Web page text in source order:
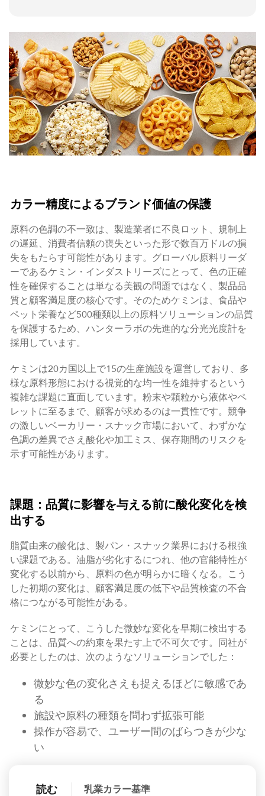
カラー精度によるブランド価値の保護
原料の色調の不一致は、製造業者に不良ロット、規制上
の遅延、消費者信頼の喪失といった形で数百万ドルの損
失をもたらす可能性があります。グローバル原料リーダ
ーであるケミン・インダストリーズにとって、色の正確
性を確保することは単なる美観の問題ではなく、製品品
質と顧客満足度の核心です。そのためケミンは、食品や
ペット栄養など500種類以上の原料ソリューションの品質
を保護するため、ハンターラボの先進的な分光光度計を
採用しています。
ケミンは20カ国以上で15の生産施設を運営しており、多
様な原料形態における視覚的な均一性を維持するという
複雑な課題に直面しています。粉末や顆粒から液体やペ
レットに至るまで、顧客が求めるのは一貫性です。競争
の激しいベーカリー・スナック市場において、わずかな
色調の差異でさえ酸化や加工ミス、保存期間のリスクを
示す可能性があります。
課題：品質に影響を与える前に酸化変化を検
出する
脂質由来の酸化は、製パン・スナック業界における根強
い課題である。油脂が劣化するにつれ、他の官能特性が
変化する以前から、原料の色が明らかに暗くなる。こう
した初期の変化は、顧客満足度の低下や品質検査の不合
格につながる可能性がある。
ケミンにとって、こうした微妙な変化を早期に検出する
ことは、品質への約束を果たす上で不可欠です。同社が
必要としたのは、次のようなソリューションでした：
微妙な色の変化さえも捉えるほどに敏感であ
る
施設や原料の種類を問わず拡張可能
操作が容易で、ユーザー間のばらつきが少な
い
読む 乳業カラー基準